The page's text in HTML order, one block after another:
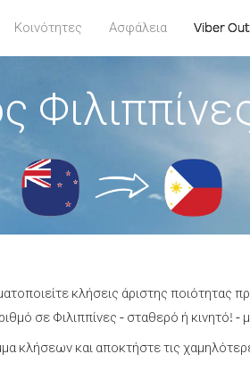
Κοινότητες Ασφάλεια Viber Out
κλήσεις άριστης ποιότητας
σε Φιλιππίνες - σταθερό ή κινητό! -
κλήσεων και αποκτήστε τις